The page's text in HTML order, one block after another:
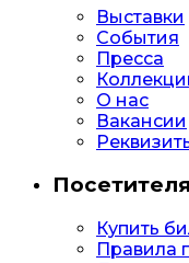
Выставки
События
Пресса
О нас
Вакансии
Купить
Правила